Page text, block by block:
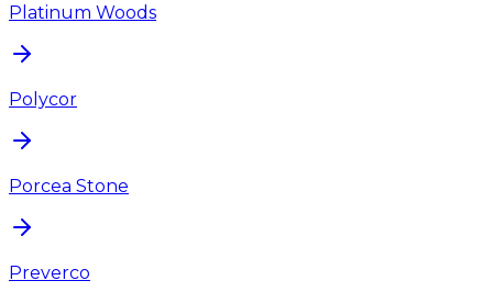
Platinum Woods
Polycor
Porcea Stone
Preverco